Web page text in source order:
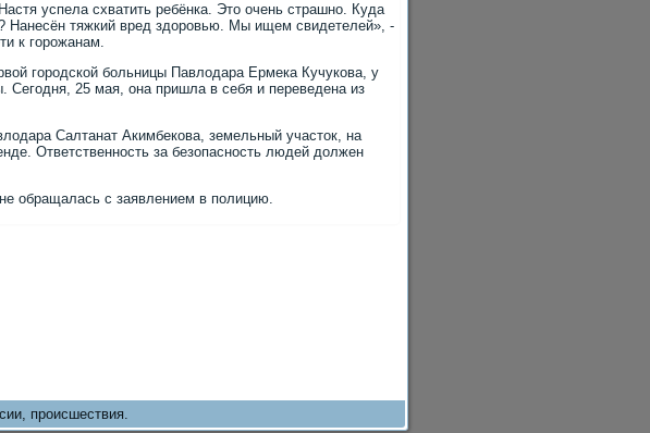
успела схватить ребёнка. Это очень страшно. Куда
Нанесён тяжкий вред здоровью. Мы ищем свидетелей», -
к горожанам.
городской больницы Павлодара Ермека Кучукова, у
25 мая, она пришла в себя и переведена из
Салтанат Акимбекова, земельный участок, на
Ответственность за безопасность людей должен
обращалась с заявлением в полицию.
происшествия.